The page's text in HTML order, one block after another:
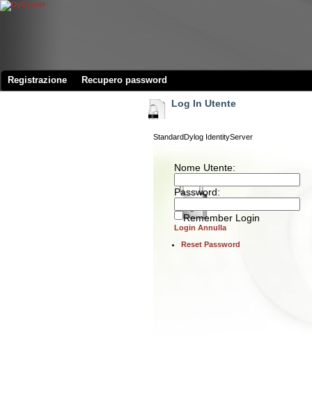
Registrazione Recupero password
Log In Utente
StandardDylog IdentityServer
Nome Utente:
Password:
Remember Login
Login Annulla
Reset Password